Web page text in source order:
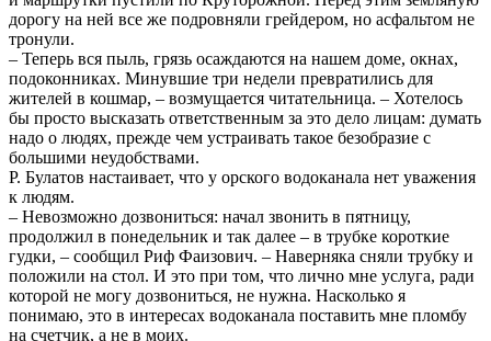
дорогу на ней все же подровняли грейдером, но асфальтом не
тронули.
– Теперь вся пыль, грязь осаждаются на нашем доме, окнах,
подоконниках. Минувшие три недели превратились для
жителей в кошмар, – возмущается читательница. – Хотелось
бы просто высказать ответственным за это дело лицам: думать
надо о людях, прежде чем устраивать такое безобразие с
большими неудобствами.
Р. Булатов настаивает, что у орского водоканала нет уважения
к людям.
– Невозможно дозвониться: начал звонить в пятницу,
продолжил в понедельник и так далее – в трубке короткие
гудки, – сообщил Риф Фаизович. – Наверняка сняли трубку и
положили на стол. И это при том, что лично мне услуга, ради
которой не могу дозвониться, не нужна. Насколько я
понимаю, это в интересах водоканала поставить мне пломбу
на счетчик, а не в моих.